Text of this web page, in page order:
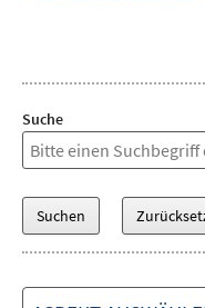
Suche